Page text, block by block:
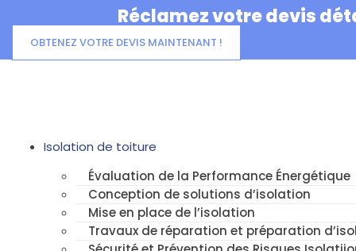
au
contenu
Réclamez votre devis
OBTENEZ VOTRE DEVIS MAINTENANT !
Isolation de toiture
Évaluation de la Performance Énergétique
Conception de solutions d’isolation
Mise en place de l’isolation
Travaux de réparation et préparation